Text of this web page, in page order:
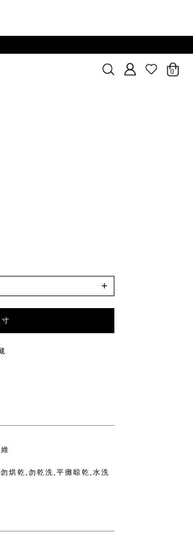
0
+
烘乾,勿乾洗,平攤晾乾,水洗